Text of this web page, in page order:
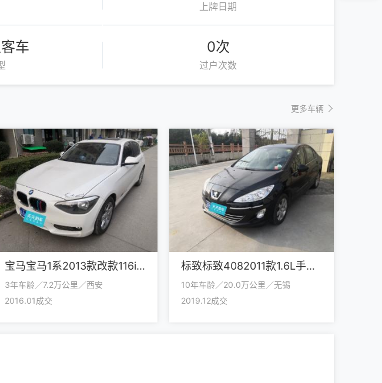
上牌日期
车 0次
过户次数
更多车辆
宝马宝马1系2013款改款116i领先型
3年车龄／7.2万公里／西安
2016.01成交
标致标致4082011款1.6L手动舒适版
10年车龄／20.0万公里／无锡
2019.12成交